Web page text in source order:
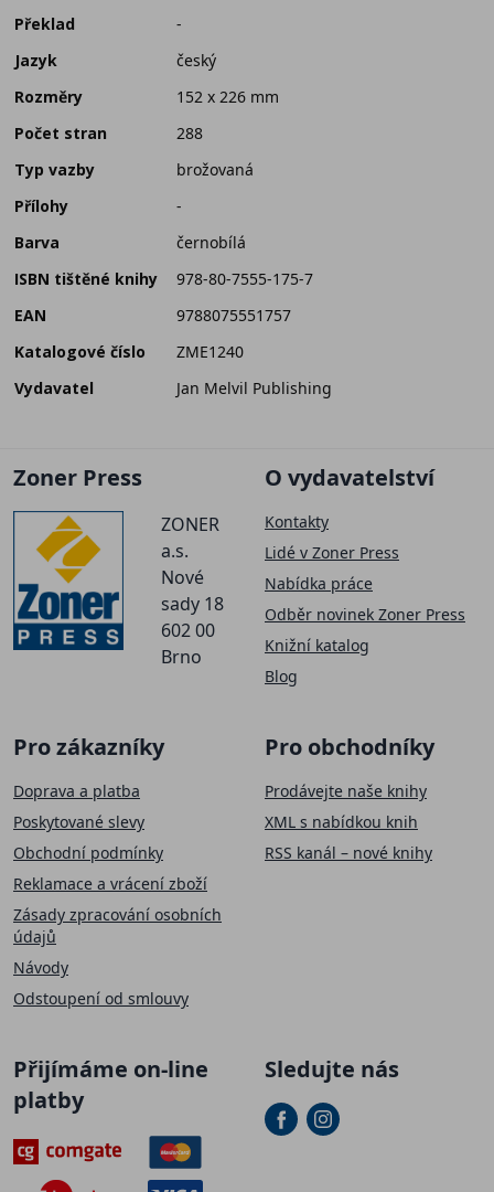
Překlad
-
Jazyk
český
Rozměry
152 x 226 mm
Počet stran
288
Typ vazby
brožovaná
Přílohy
-
Barva
černobílá
ISBN tištěné knihy
978-80-7555-175-7
EAN
9788075551757
Katalogové číslo
ZME1240
Vydavatel
Jan Melvil Publishing
Zoner Press
ZONER
a.s.
Nové
sady 18
602 00
Brno
O vydavatelství
Kontakty
Lidé v Zoner Press
Nabídka práce
Odběr novinek Zoner Press
Knižní katalog
Blog
Pro zákazníky
Doprava a platba
Poskytované slevy
Obchodní podmínky
Reklamace a vrácení zboží
Zásady zpracování osobních
údajů
Návody
Odstoupení od smlouvy
Pro obchodníky
Prodávejte naše knihy
XML s nabídkou knih
RSS kanál – nové knihy
Přijímáme on-line
platby
Sledujte nás